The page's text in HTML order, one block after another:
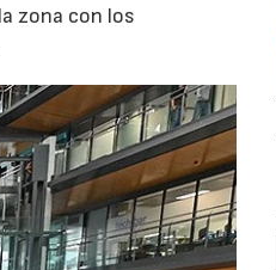
zona con los
01/07/2026